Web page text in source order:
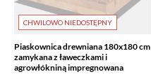
CHWILOWO NIEDOSTĘPNY
Piaskownica drewniana 180x180 cm
zamykana z ławeczkami i
agrowłókniną impregnowana